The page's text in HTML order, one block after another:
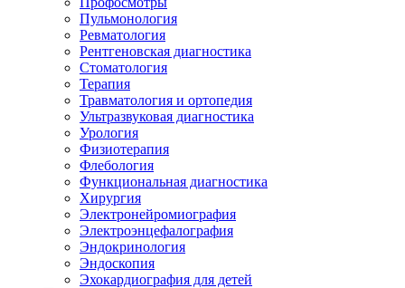
Пульмонология
Ревматология
Рентгеновская диагностика
Стоматология
Терапия
Травматология и ортопедия
Ультразвуковая диагностика
Урология
Физиотерапия
Флебология
Функциональная диагностика
Хирургия
Электронейромиография
Электроэнцефалография
Эндокринология
Эндоскопия
Эхокардиография для детей